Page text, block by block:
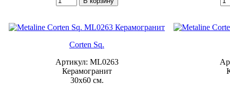
Corten Sq.
Артикул: ML0263
Керамогранит
30x60 см.